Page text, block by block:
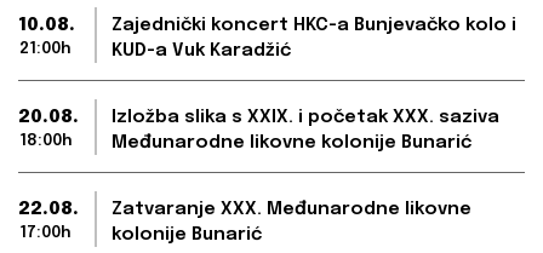
10.08.
21:00h
Zajednički koncert HKC-a Bunjevačko kolo i
KUD-a Vuk Karadžić
20.08.
18:00h
Izložba slika s XXIX. i početak XXX. saziva
Međunarodne likovne kolonije Bunarić
22.08.
17:00h
Zatvaranje XXX. Međunarodne likovne
kolonije Bunarić